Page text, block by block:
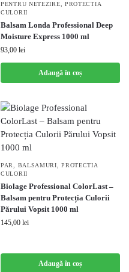
PENTRU NETEZIRE
PROTECTIA
CULORII
Balsam Londa Professional Deep
Moisture Express 1000 ml
93,00 lei
Adaugă în coș
PAR BALSAMURI ,PROTECTIA
CULORII
Biolage Professional ColorLast –
Balsam pentru Protecția Culorii
Părului Vopsit 1000 ml
145,00 lei
Adaugă în coș